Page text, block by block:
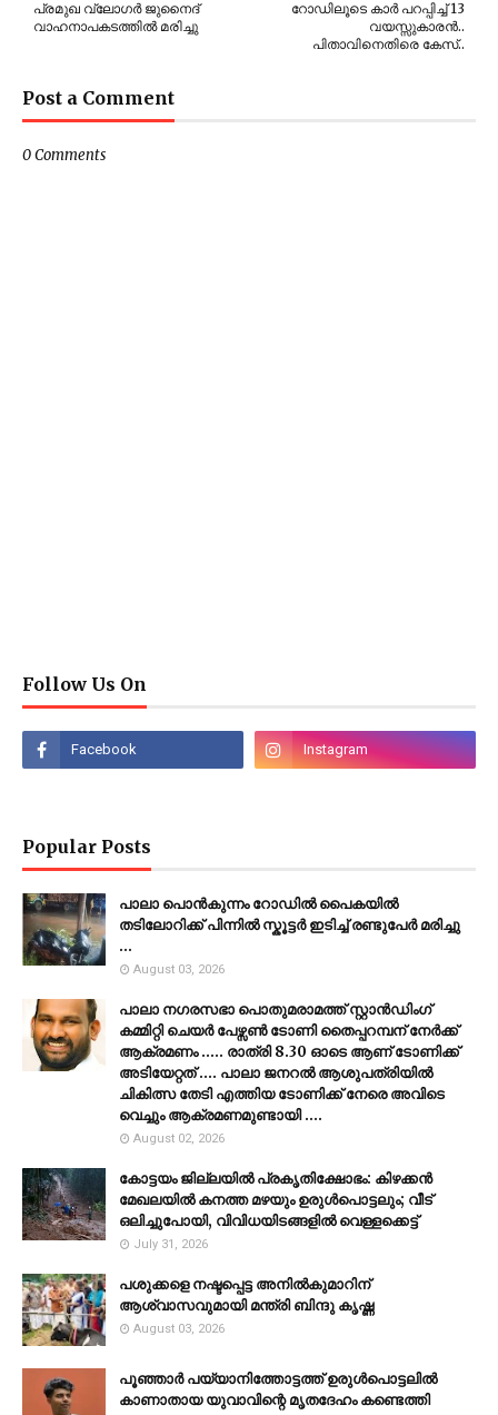
റോഡിലൂടെ കാർ പറപ്പിച്ച് 13
വയസ്സുകാരൻ..
പിതാവിനെതിരെ കേസ്..
പ്രമുഖ വ്ലോഗർ ജുനൈദ്
വാഹനാപകടത്തിൽ മരിച്ചു
Post a Comment
0 Comments
Follow Us On
Popular Posts
പാലാ പൊൻകുന്നം റോഡിൽ പൈകയിൽ
തടിലോറിക്ക് പിന്നിൽ സ്കൂട്ടർ ഇടിച്ച് രണ്ടുപേർ മരിച്ചു
...
August 03, 2026
പാലാ നഗരസഭാ പൊതുമരാമത്ത് സ്റ്റാൻഡിംഗ്
കമ്മിറ്റി ചെയർ പേഴ്സൺ ടോണി തൈപ്പറമ്പന് നേർക്ക്
ആക്രമണം ..... രാത്രി 8.30 ഓടെ ആണ് ടോണിക്ക്
അടിയേറ്റത് .... പാലാ ജനറൽ ആശുപത്രിയിൽ
ചികിത്സ തേടി എത്തിയ ടോണിക്ക് നേരെ അവിടെ
വെച്ചും ആക്രമണമുണ്ടായി ....
August 02, 2026
കോട്ടയം ജില്ലയില്‍ പ്രകൃതിക്ഷോഭം: കിഴക്കന്‍
മേഖലയില്‍ കനത്ത മഴയും ഉരുള്‍പൊട്ടലും; വീട്
ഒലിച്ചുപോയി, വിവിധയിടങ്ങളില്‍ വെള്ളക്കെട്ട്
July 31, 2026
പശുക്കളെ നഷ്ടപ്പെട്ട അനിൽകുമാറിന്
ആശ്വാസവുമായി മന്ത്രി ബിന്ദു കൃഷ്ണ
August 03, 2026
പൂഞ്ഞാര്‍ പയ്യാനിത്തോട്ടത്ത് ഉരുള്‍പൊട്ടലില്‍
കാണാതായ യുവാവിന്റെ മൃതദേഹം കണ്ടെത്തി